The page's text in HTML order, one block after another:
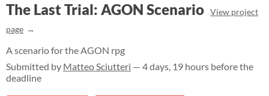
The Last Trial: AGON Scenario View project
page
A scenario for the AGON rpg
Submitted by Matteo Sciutteri — 4 days, 19 hours before the
deadline